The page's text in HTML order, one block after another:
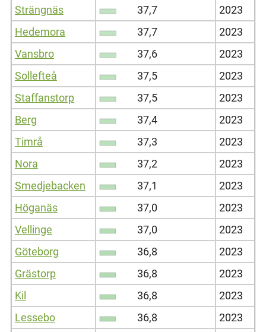
Strängnäs
37,7
2023
Hedemora
37,7
2023
Vansbro
37,6
2023
Sollefteå
37,5
2023
Staffanstorp
37,5
2023
Berg
37,4
2023
Timrå
37,3
2023
Nora
37,2
2023
Smedjebacken
37,1
2023
Höganäs
37,0
2023
Vellinge
37,0
2023
Göteborg
36,8
2023
Grästorp
36,8
2023
Kil
36,8
2023
Lessebo
36,8
2023